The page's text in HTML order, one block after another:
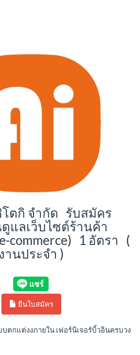
ตกิ จำกัด รับสมัคร
แลเว็บไซต์ร้านค้า
commerce) 1 อัตรา (
งานประจำ )
ยืนใบสมัคร
บตกแต่งงภายใน เฟอร์นิเจอร์บิ้วอินครบวง